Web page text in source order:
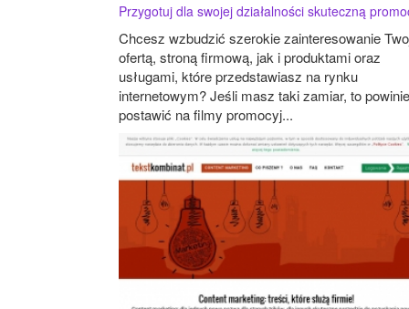
Przygotuj dla swojej działalności skuteczną
Chcesz wzbudzić szerokie zainteresowanie
ofertą, stroną firmową, jak i produktami oraz
usługami, które przedstawiasz na rynku
internetowym? Jeśli masz taki zamiar, to
postawić na filmy promocyj...